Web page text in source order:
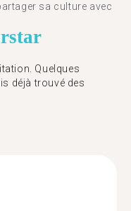
sa culture avec
star
Quelques
déjà trouvé des